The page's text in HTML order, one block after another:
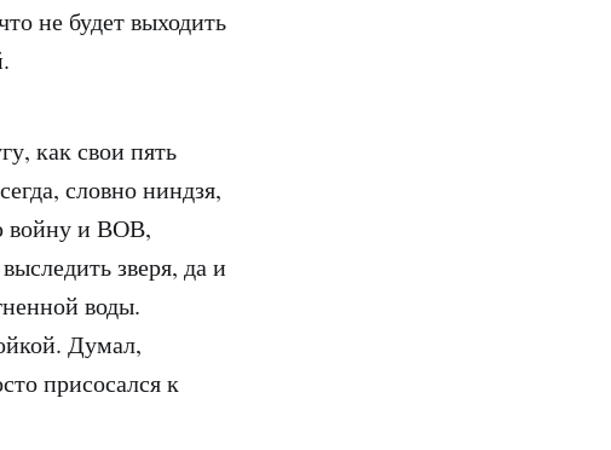
не будет выходить
как свои пять
словно ниндзя,
войну иВОВ,
зверя, да и
воды.
Думал,
присосался к